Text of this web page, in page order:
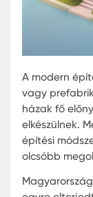
A modern
házak fő